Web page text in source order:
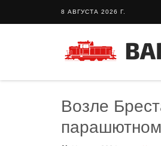
8 АВГУСТА 2026 Г.
Возле